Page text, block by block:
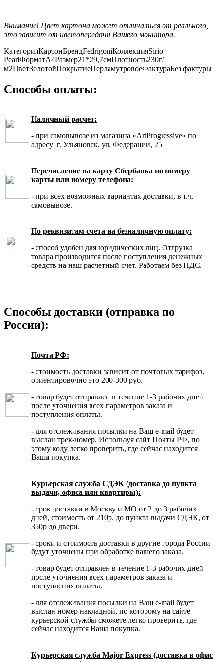
Внимание! Цвет картона может отличаться от реального,
это зависит от цветопередачи Вашего монитора.
КатегорияКартонБрендFedrigoniКоллекцияSirio
PearlФорматА4Размер21*29,7смПлотность230г/
м2ЦветЗолотойПокрытиеПерламутровоеФактураБез фактуры
Способы оплаты:
Наличный расчет:
- при самовывозе из магазина «ArtProgressive» по
адресу: г. Ульяновск, ул. Федерации, 25.
Перечисление на карту Сбербанка по номеру
карты или номеру телефона:
- при всех возможных вариантах доставки, в т.ч.
самовывозе.
По реквизитам счета на безналичную оплату:
- способ удобен для юридических лиц. Отгрузка
товара производится после поступления денежных
средств на наш расчетный счет. Работаем без НДС.
Способы доставки (отправка по
России):
Почта РФ:
- стоимость доставки зависит от почтовых тарифов,
ориентировочно это 200-300 руб.
- товар будет отправлен в течение 1-3 рабочих дней
после уточнения всех параметров заказа и
поступления оплаты.
- для отслеживания посылки на Ваш e-mail будет
выслан трек-номер. Используя сайт Почты РФ, по
этому коду легко проверить, где сейчас находится
Ваша покупка.
Курьерская служба СДЭК (доставка до пункта
выдачи, офиса или квартиры):
- срок доставки в Москву и МО от 2 до 3 рабочих
дней, стоимость от 210р. до пункта выдачи СДЭК, от
350р до двери.
- сроки и стоимость доставки в другие города России
будут уточнены при обработке вашего заказа.
- товар будет отправлен в течение 1-3 рабочих дней
после уточнения всех параметров заказа и
поступления оплаты.
- для отслеживания посылки на Ваш e-mail будет
выслан номер накладной, по которому на сайте
курьерской службы сможете легко проверить, где
сейчас находится Ваша покупка.
Курьерская служба Major Express (доставка в офис